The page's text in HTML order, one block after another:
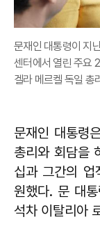
문재인 대통령이 지
센터에서 열린 주요
겔라 메르켈 독일 총
문재인 대통령
총리와 회담을
십과 그간의 업
원했다. 문 대
석차 이탈리아